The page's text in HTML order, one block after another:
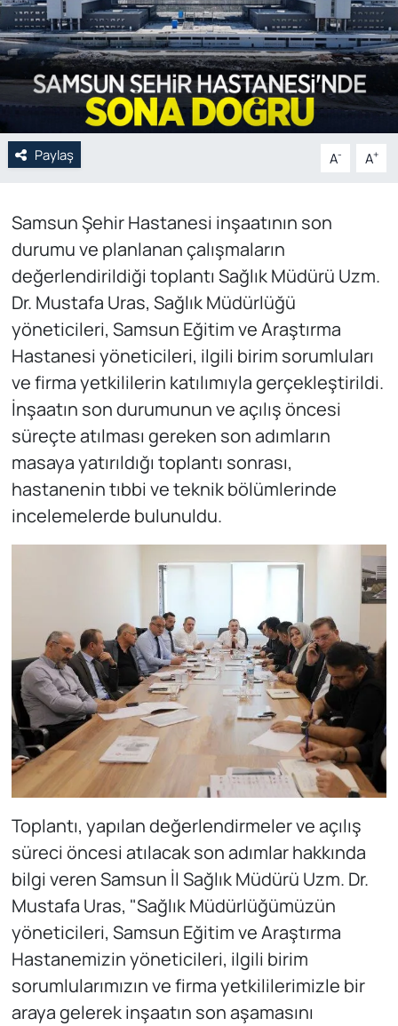
Paylaş A- A+
Samsun Şehir Hastanesi inşaatının son
durumu ve planlanan çalışmaların
değerlendirildiği toplantı Sağlık Müdürü Uzm.
Dr. Mustafa Uras, Sağlık Müdürlüğü
yöneticileri, Samsun Eğitim ve Araştırma
Hastanesi yöneticileri, ilgili birim sorumluları
ve firma yetkililerin katılımıyla gerçekleştirildi.
İnşaatın son durumunun ve açılış öncesi
süreçte atılması gereken son adımların
masaya yatırıldığı toplantı sonrası,
hastanenin tıbbi ve teknik bölümlerinde
incelemelerde bulunuldu.
Toplantı, yapılan değerlendirmeler ve açılış
süreci öncesi atılacak son adımlar hakkında
bilgi veren Samsun İl Sağlık Müdürü Uzm. Dr.
Mustafa Uras, "Sağlık Müdürlüğümüzün
yöneticileri, Samsun Eğitim ve Araştırma
Hastanemizin yöneticileri, ilgili birim
sorumlularımızın ve firma yetkililerimizle bir
araya gelerek inşaatın son aşamasını
Siyaset
Spor
Web Tv
Yerel